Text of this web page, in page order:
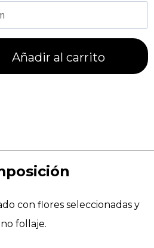
Añadir al carrito
con flores seleccionadas y
follaje.